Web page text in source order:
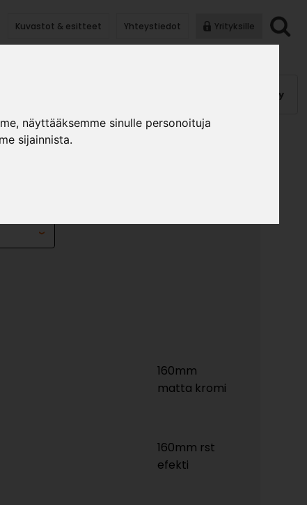
näyttääksemme sinulle personoituja
sijainnista.
Kuvastot & esitteet Yhteystiedot Yrityksille
Pintakäsittely
160mm
matta kromi
160mm rst
efekti